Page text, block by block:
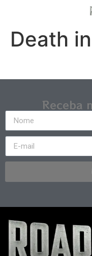
Death
Receba